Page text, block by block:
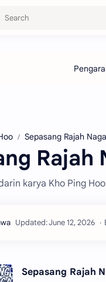
Sepasang Rajah Naga
Rajah
karya Kho Ping
Sepasang Rajah